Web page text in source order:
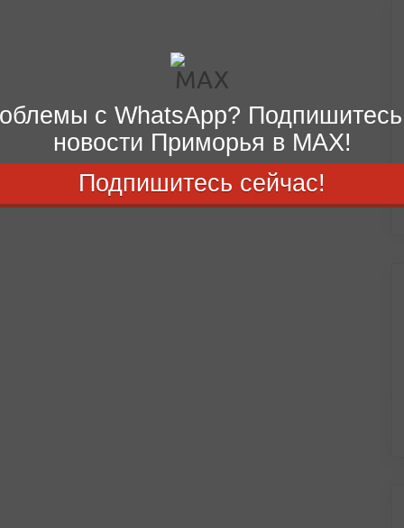
с WhatsApp?
новости Приморья в MAX!
Подпишитесь сейчас!